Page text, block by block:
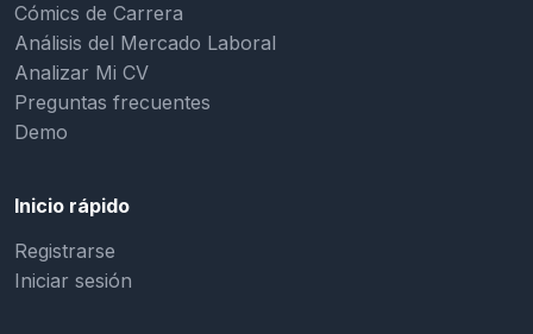
Cómics de Carrera
Análisis del Mercado Laboral
Analizar Mi CV
Preguntas frecuentes
Demo
Inicio rápido
Registrarse
Iniciar sesión